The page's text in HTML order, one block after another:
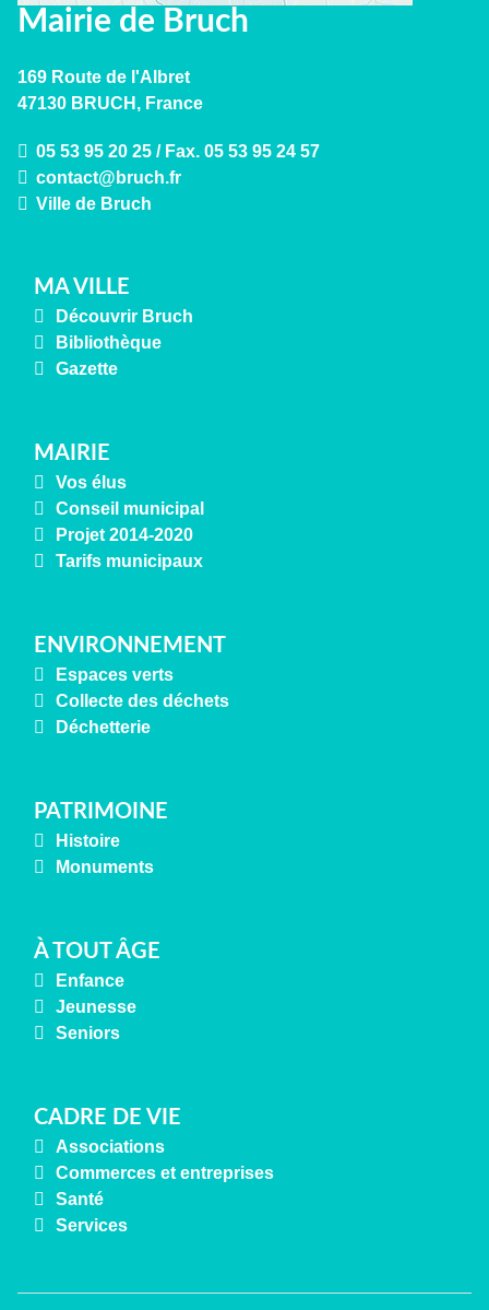
Mairie de Bruch
169 Route de l'Albret
47130 BRUCH, France
05 53 95 20 25 / Fax. 05 53 95 24 57
Ville de Bruch
MA VILLE
Découvrir Bruch
Bibliothèque
Gazette
MAIRIE
Vos élus
Conseil municipal
Projet 2014-2020
Tarifs municipaux
ENVIRONNEMENT
Espaces verts
Collecte des déchets
Déchetterie
PATRIMOINE
Histoire
Monuments
À TOUT ÂGE
Enfance
Jeunesse
Seniors
CADRE DE VIE
Associations
Commerces et entreprises
Santé
Services